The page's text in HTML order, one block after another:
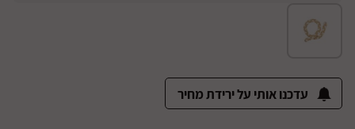
עדכנו אותי על ירידת מחיר